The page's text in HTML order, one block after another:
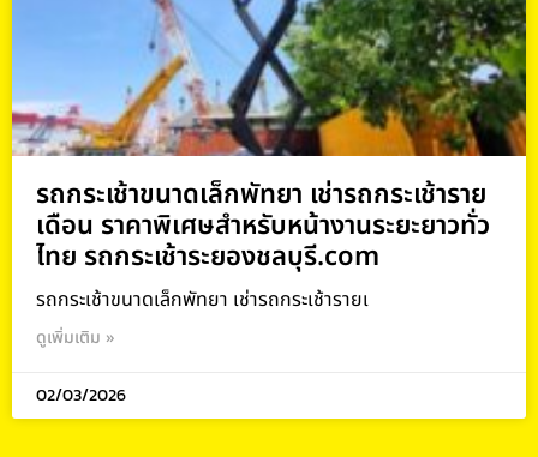
รถกระเช้าขนาดเล็กพัทยา เช่ารถกระเช้าราย
เดือน ราคาพิเศษสำหรับหน้างานระยะยาวทั่ว
ไทย รถกระเช้าระยองชลบุรี.com
รถกระเช้าขนาดเล็กพัทยา เช่ารถกระเช้ารายเ
ดูเพิ่มเติม »
02/03/2026